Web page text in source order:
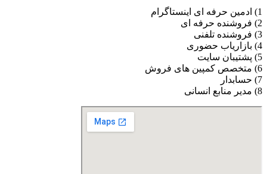
1) ادمین حرفه ای اینستاگرام
2) فروشنده حرفه ای
3) فروشنده تلفنی
4) بازاریاب حضوری
5) پشتیبان سایت
6) متخصص کمپین های فروش
7) حسابدار
8) مدیر منابع انسانی